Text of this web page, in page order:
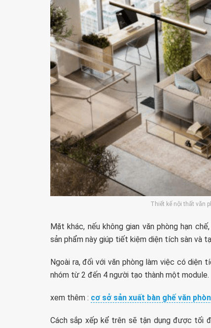
Thiết kế nội thất văn
Mặt khác, nếu không gian văn phòng hạn
sản phẩm này giúp tiết kiệm diện tích sàn và
Ngoài ra, đối với văn phòng làm việc có diện
nhóm từ 2 đến 4 người tạo thành một module.
xem thêm : cơ sở sản xuất bàn ghế văn
Cách sắp xếp kể trên sẽ tận dụng được tối